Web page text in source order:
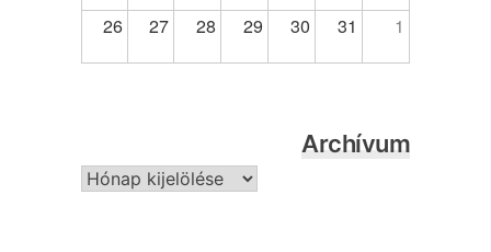
26 27 28 29 30 31 1
Archívum
Archívum